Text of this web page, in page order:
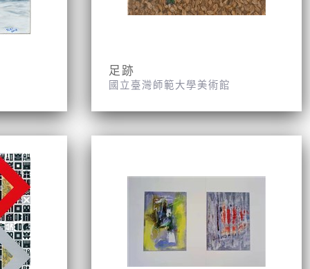
足跡
國立臺灣師範大學美術館